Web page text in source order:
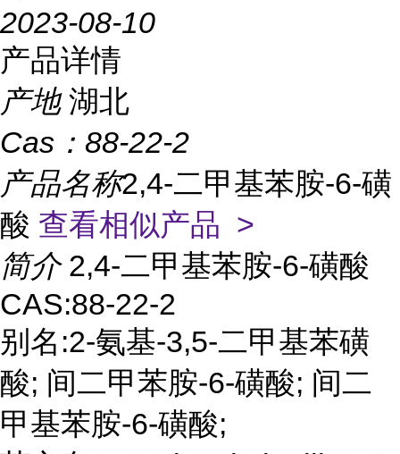
2023-08-10
产品详情
产地 湖北
Cas： 88-22-2
产品名称2,4-二甲基苯胺-6-磺
酸 查看相似产品 >
简介 2,4-二甲基苯胺-6-磺酸
CAS:88-22-2
别名:2-氨基-3,5-二甲基苯磺
酸; 间二甲苯胺-6-磺酸; 间二
甲基苯胺-6-磺酸;